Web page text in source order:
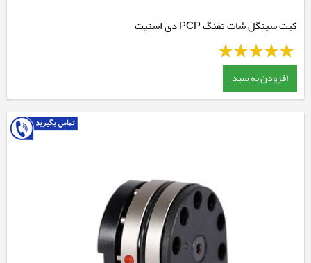
کیت سینگل شات تفنگ PCP دی استیت
افزودن به سبد